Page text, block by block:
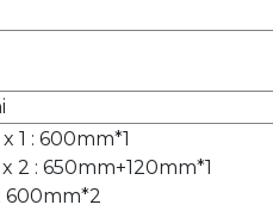
1 : 600mm*1
2 : 650mm+120mm*1
600mm*2